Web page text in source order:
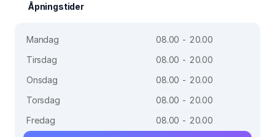
Åpningstider
Mandag
08.00 - 20.00
Tirsdag
08.00 - 20.00
Onsdag
08.00 - 20.00
Torsdag
08.00 - 20.00
Fredag
08.00 - 20.00